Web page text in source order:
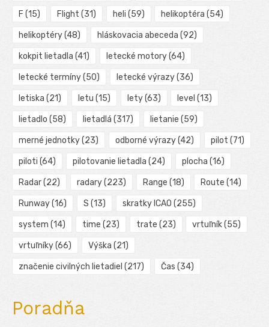
F (15) Flight (31) heli (59) helikoptéra (54)
helikoptéry(48) hláskovacia abeceda (92)
kokpit lietadla (41) letecké motory(64)
letecké termíny(50) letecké výrazy(36)
letiska (21) letu (15) lety(63) level (13)
lietadlo (58) lietadlá (317) lietanie (59)
merné jednotky(23) odborné výrazy(42) pilot (71)
piloti (64) pilotovanie lietadla (24) plocha (16)
Radar(22) radary(223) Range (18) Route (14)
Runway(16) S (13) skratky ICAO (255)
system (14) time (23) trate (23) vrtuľník(55)
vrtuľníky(66) Výška (21)
značenie civilných lietadiel (217) Čas (34)
Poradňa